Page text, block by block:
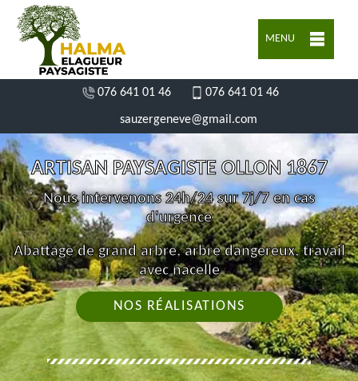
MENU
076 641 01 46 076 641 01 46
sauzergeneve@gmail.com
ARTISAN PAYSAGISTE OLLON 1867
Nous intervenons 24h/24 sur 7j/7 en cas
d'urgence
Abattage de grand arbre, arbre dangereux, travail
avec nacelle
NOS RÉALISATIONS